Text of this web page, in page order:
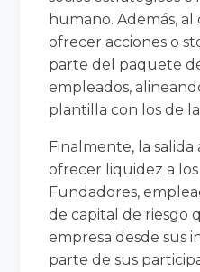
humano. Además,
ofrecer acciones o
parte del paquete
empleados,
plantilla con los de
Finalmente, la salida
ofrecer liquidez a
Fundadores,
de capital de riesgo
empresa desde sus
parte de sus